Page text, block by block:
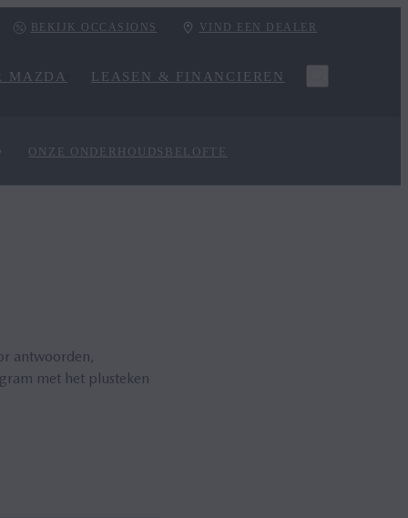
BEKIJK OCCASIONS VIND EEN DEALER
MAZDA LEASEN & FINANCIEREN
ONZE ONDERHOUDSBELOFTE
antwoorden,
met het plusteken